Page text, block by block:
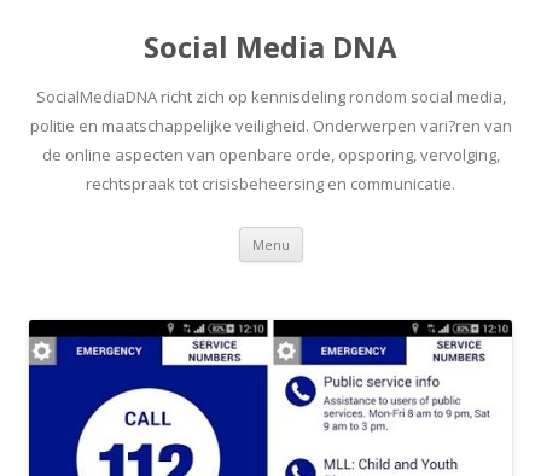
Social Media DNA
SocialMediaDNA richt zich op kennisdeling rondom social media,
politie en maatschappelijke veiligheid. Onderwerpen vari?ren van
de online aspecten van openbare orde, opsporing, vervolging,
rechtspraak tot crisisbeheersing en communicatie.
Menu Spring
inhoud